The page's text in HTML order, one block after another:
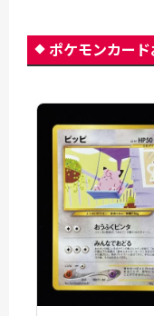
ポケモンカー